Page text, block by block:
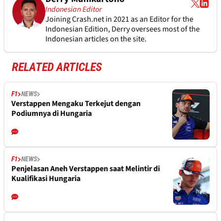
Indonesian Editor
Joining Crash.net in 2021 as an Editor for the
Indonesian Edition, Derry oversees most of the
Indonesian articles on the site.
RELATED ARTICLES
F1 NEWS
Verstappen Mengaku Terkejut dengan
Podiumnya di Hungaria
F1 NEWS
Penjelasan Aneh Verstappen saat Melintir di
Kualifikasi Hungaria